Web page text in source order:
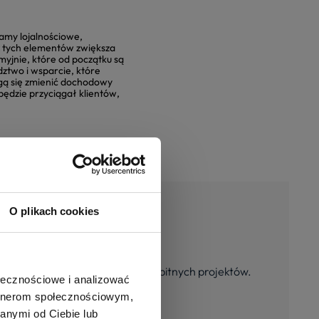
O plikach cookies
i analizować
społecznościowym,
od Ciebie lub
lojalnościowe,
elementów zwiększa
które od początku są
i wsparcie, które
się zmienić dochodowy
przyciągał klientów,
zespół do realizacji ambitnych projektów.
sukcesu firmy.